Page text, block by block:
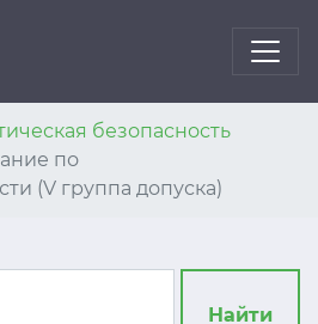
безопасность
по
(V группа допуска)
Найти